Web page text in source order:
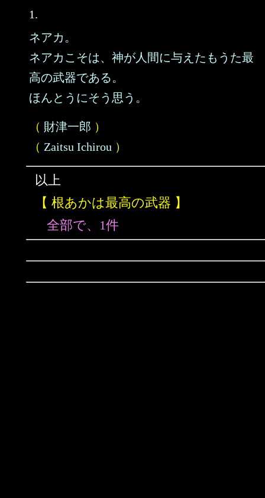
1.
ネアカ。
ネアカこそは、神が人間に与えたもうた最
高の武器である。
ほんとうにそう思う。
（ 財津一郎 ）
（ Zaitsu Ichirou ）
以上
【 根あかは最高の武器 】
全部で、1件